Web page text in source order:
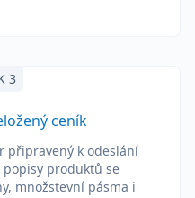
3
ceník
připravený k odeslání
produktů se
množstevní pásma i